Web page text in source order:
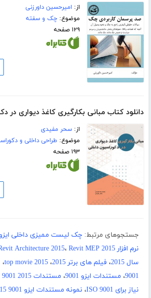
از: امیرحسین داورزنی
موضوع:چک و سفته
۱۲۹ صفحه
دانلود کتاب مبانی بکارگیری کاغذ دیواری در
از:سحر مفیدی
موضوع: طراحی داخلی و
۱۹۳ صفحه
جستجوهای مرتبط: چک لیست ممیزی داخلی ایزو 9001
نرم افزار Revit Architecture 2015
، Revit MEP 2015
سال 2015
، فیلم های برتر 2015 ، top movie 2015،
9001، مستندات ایزو 9001 ، مستندات ISO 9001 2015
نیاز برای ISO 9001
، نمونه مستندات ایزو 9001 2015